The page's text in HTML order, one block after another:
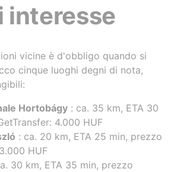
interesse
vicine è d'obbligo quando si
cinque luoghi degni di nota,
Hortobágy : ca. 35 km, ETA 30
4.000 HUF
: ca. 20 km, ETA 25 min, prezzo
HUF
30 km, ETA 35 min, prezzo